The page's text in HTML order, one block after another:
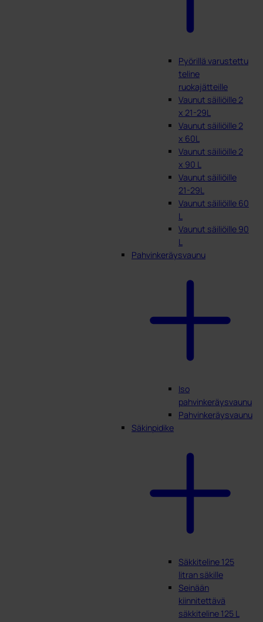
Pyörillä varustettu
teline
ruokajätteille
Vaunut säiliöille 2
x 21-29L
Vaunut säiliöille 2
x 60L
Vaunut säiliöille 2
x 90 L
Vaunut säiliöille
21-29L
Vaunut säiliöille 60
L
Vaunut säiliöille 90
L
Pahvinkeräysvaunu
Iso
pahvinkeräysvaunu
Pahvinkeräysvaunu
Säkinpidike
Säkkiteline 125
litran säkille
Seinään
kiinnitettävä
säkkiteline 125 L